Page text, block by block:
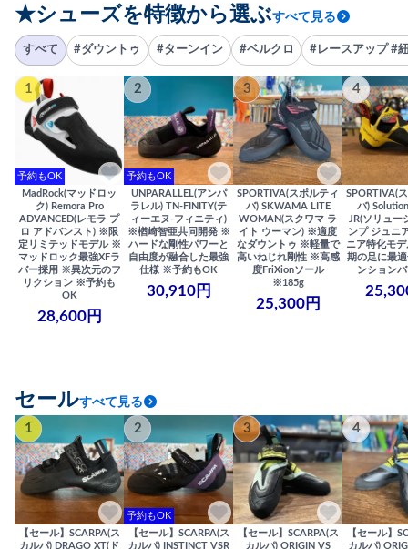
★シューズを特徴から選ぶすべて見る
すべて #ダウントゥ #ターンイン #ベルクロ #レースアップ #
1
予約もOK
MadRock(マッドロッ
ク) Remora Pro
ADVANCED(レモラ プ
ロ アドバンスト) ※限
定リミテッドモデル ※
マッドロック最強XFラ
バー採用 ※異次元のフ
リクション ※予約も
OK
28,600円
2
予約もOK
UNPARALLEL(アンパ
ラレル) TN-FINITY(テ
ィーエヌ-フィニティ)
※楢崎智亜共同開発 ※
ハードな剛性パワーと
自由度が融合した最強
仕様 ※予約もOK
30,910円
3
SPORTIVA(スポルティ
バ) SKWAMA LITE
WOMAN(スクワマ ラ
イト ウーマン) ※適度
なダウントゥ ※軽量で
高いねじれ剛性 ※高感
度FriXionソール
※185g
25,300円
4
SPORTIVA(
バ)
JR(ソリュー
ンプ ジュニ
ニア特化モ
期の足に最
ンション
セールすべて見る
1
【セール】SCARPA(ス
カルパ) DRAGO XT(ド
2
予約もOK
【セール】SCARPA(ス
カルパ) INSTINCT VSR
3
【セール】SCARPA(ス
カルパ) ORIGIN VS
4
【セール】
カルパ)